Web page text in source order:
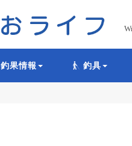
釣果情報 釣具